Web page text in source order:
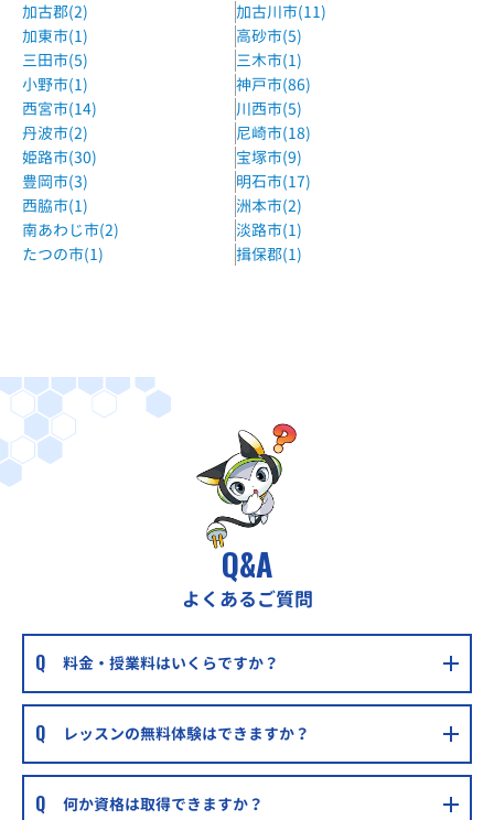
加古郡(2)
加古川市(11)
加東市(1)
高砂市(5)
三田市(5)
三木市(1)
小野市(1)
神戸市(86)
西宮市(14)
川西市(5)
丹波市(2)
尼崎市(18)
姫路市(30)
宝塚市(9)
豊岡市(3)
明石市(17)
西脇市(1)
洲本市(2)
南あわじ市(2)
淡路市(1)
たつの市(1)
揖保郡(1)
Q&A
よくあるご質問
料金・授業料はいくらですか？
レッスンの無料体験はできますか？
何か資格は取得できますか？